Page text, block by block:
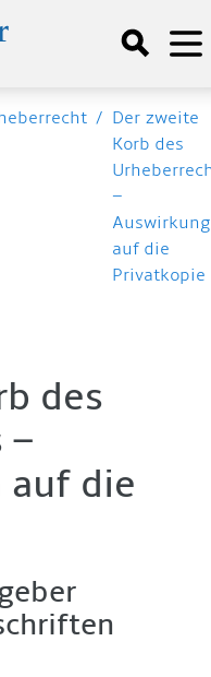
/ Der zweite
Korb des
–
auf die
Privatkopie
des
–
auf die